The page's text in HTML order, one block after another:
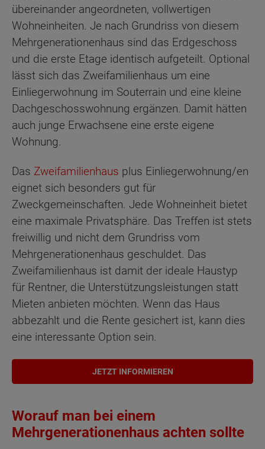
übereinander angeordneten, vollwertigen
Wohneinheiten. Je nach Grundriss von diesem
Mehrgenerationenhaus sind das Erdgeschoss
und die erste Etage identisch aufgeteilt. Optional
lässt sich das Zweifamilienhaus um eine
Einliegerwohnung im Souterrain und eine kleine
Dachgeschosswohnung ergänzen. Damit hätten
auch junge Erwachsene eine erste eigene
Wohnung.
Das Zweifamilienhaus plus Einliegerwohnung/en
eignet sich besonders gut für
Zweckgemeinschaften. Jede Wohneinheit bietet
eine maximale Privatsphäre. Das Treffen ist stets
freiwillig und nicht dem Grundriss vom
Mehrgenerationenhaus geschuldet. Das
Zweifamilienhaus ist damit der ideale Haustyp
für Rentner, die Unterstützungsleistungen statt
Mieten anbieten möchten. Wenn das Haus
abbezahlt und die Rente gesichert ist, kann dies
eine interessante Option sein.
JETZT INFORMIEREN
Worauf man bei einem
Mehrgenerationenhaus achten sollte